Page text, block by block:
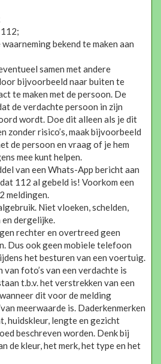
waarneming bekend te maken aan
samen met andere
bijvoorbeeld naar buiten te
te maken met de persoon. De
de verdachte persoon in zijn
wordt. Doe dit alleen als je dit
zonder risico’s, maak bijvoorbeeld
de persoon en vraag of je hem
mee kunt helpen.
van een Whats-App bericht aan
112 al gebeld is! Voorkom een
meldingen.
Niet vloeken, schelden,
dergelijke.
rechter en overtreed geen
Dus ook geen mobiele telefoon
het besturen van een voertuig.
foto’s van een verdachte is
t.b.v. het verstrekken van een
dit voor de melding
meerwaarde is. Daderkenmerken
huidskleur, lengte en gezicht
beschreven worden. Denk bij
de kleur, het merk, het type en het